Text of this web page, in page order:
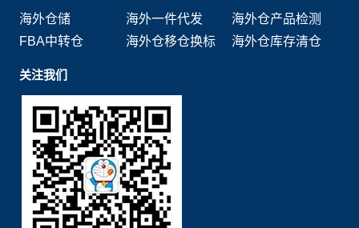
海外仓储
海外一件代发
海外仓产品检测
FBA中转仓
海外仓移仓换标 海外仓库存清仓
关注我们